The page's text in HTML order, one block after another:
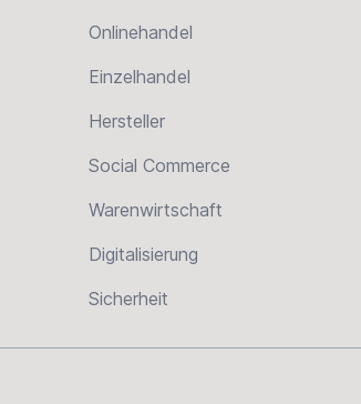
Onlinehandel
Einzelhandel
Hersteller
Social Commerce
Warenwirtschaft
Digitalisierung
Sicherheit